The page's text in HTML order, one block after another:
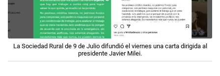
La Sociedad Rural de 9 de Julio difundió el viernes una carta dirigida al
presidente Javier Milei.